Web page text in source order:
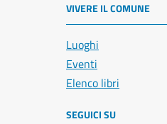
VIVERE IL COMUNE
Luoghi
Eventi
Elenco libri
SEGUICI SU